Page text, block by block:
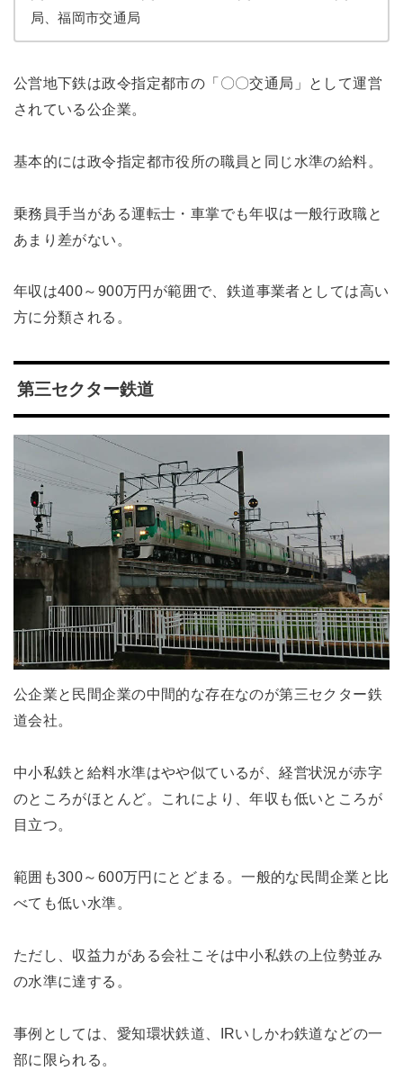
局、福岡市交通局
公営地下鉄は政令指定都市の「〇〇交通局」として運営
されている公企業。
基本的には政令指定都市役所の職員と同じ水準の給料。
乗務員手当がある運転士・車掌でも年収は一般行政職と
あまり差がない。
年収は400～900万円が範囲で、鉄道事業者としては高い
方に分類される。
第三セクター鉄道
公企業と民間企業の中間的な存在なのが第三セクター鉄
道会社。
中小私鉄と給料水準はやや似ているが、経営状況が赤字
のところがほとんど。これにより、年収も低いところが
目立つ。
範囲も300～600万円にとどまる。一般的な民間企業と比
べても低い水準。
ただし、収益力がある会社こそは中小私鉄の上位勢並み
の水準に達する。
事例としては、愛知環状鉄道、IRいしかわ鉄道などの一
部に限られる。